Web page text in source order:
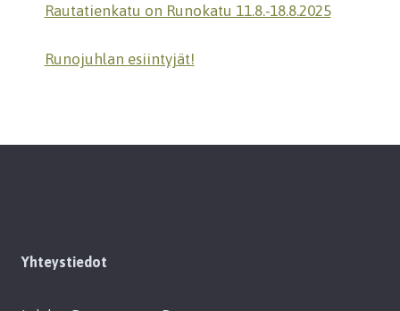
Rautatienkatu on Runokatu 11.8.-18.8.2025
Runojuhlan esiintyjät!
Yhteystiedot